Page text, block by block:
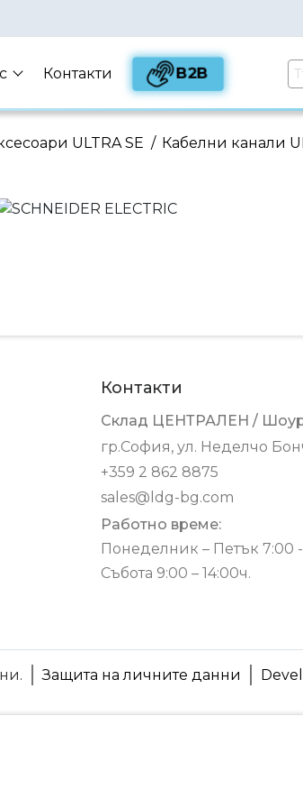
Контакти B2B
/
ULTRA SE Кабелни канали
Контакти
Склад ЦЕНТРАЛЕН /
гр.София, ул. Неделчо
+359 2 862 8875
sales@ldg-bg.com
Работно време:
Понеделник – Петък 7:00 -
Събота 9:00 – 14:00ч.
Защита на личните данни